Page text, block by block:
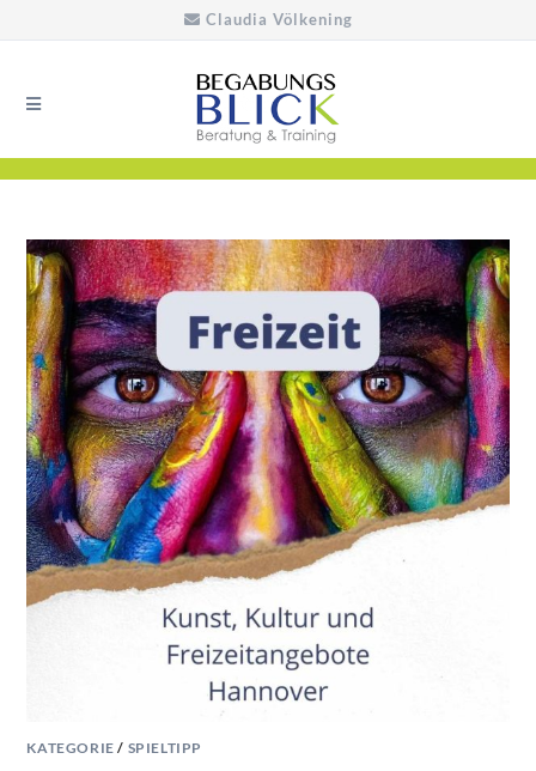
Claudia Völkening
KATEGORIE / SPIELTIPP